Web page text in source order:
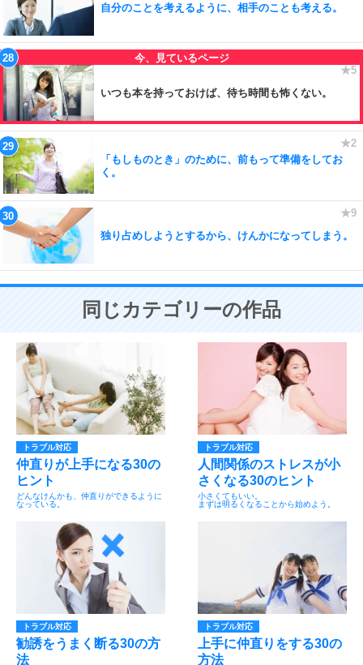
自分のことを考えるように、相手のことも考える。
いつも本を持っておけば、待ち時間も怖くない。
「もしものとき」のために、前もって準備をしてお
く。
独り占めしようとするから、けんかになってしまう。
同じカテゴリーの作品
トラブル対応
仲直りが上手になる30の
ヒント
どんなけんかも、仲直りができるように
なっている。
トラブル対応
人間関係のストレスが小
さくなる30のヒント
小さくてもいい。
まずは明るくなることから始めよう。
トラブル対応
勧誘をうまく断る30の方
法
トラブル対応
上手に仲直りをする30の
方法